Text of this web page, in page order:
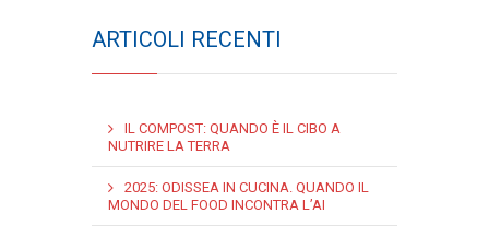
ARTICOLI RECENTI
IL COMPOST: QUANDO È IL CIBO A
NUTRIRE LA TERRA
2025: ODISSEA IN CUCINA. QUANDO IL
MONDO DEL FOOD INCONTRA L’AI